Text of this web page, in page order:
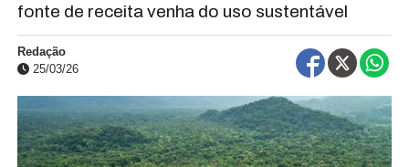
fonte de receita venha do uso sustentável
Redação
25/03/26